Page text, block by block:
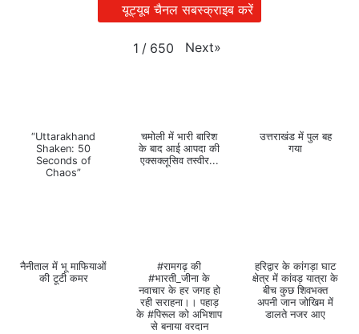
यूट्यूब चैनल सबस्क्राइब करें
1 / 650 Next»
“Uttarakhand
Shaken: 50
Seconds of
Chaos”
चमोली में भारी बारिश
के बाद आई आपदा की
एक्सक्लूसिव तस्वीर...
उत्तराखंड में पुल बह
गया
नैनीताल में भू माफियाओं
की टूटी कमर
#रामगढ़ की
#भारती_जीना के
नवाचार के हर जगह हो
रही सराहना।। पहाड़
के #पिरूल को अभिशाप
से बनाया वरदान
हरिद्वार के कांगड़ा घाट
क्षेत्र में कांवड़ यात्रा के
बीच कुछ शिवभक्त
अपनी जान जोखिम में
डालते नजर आए